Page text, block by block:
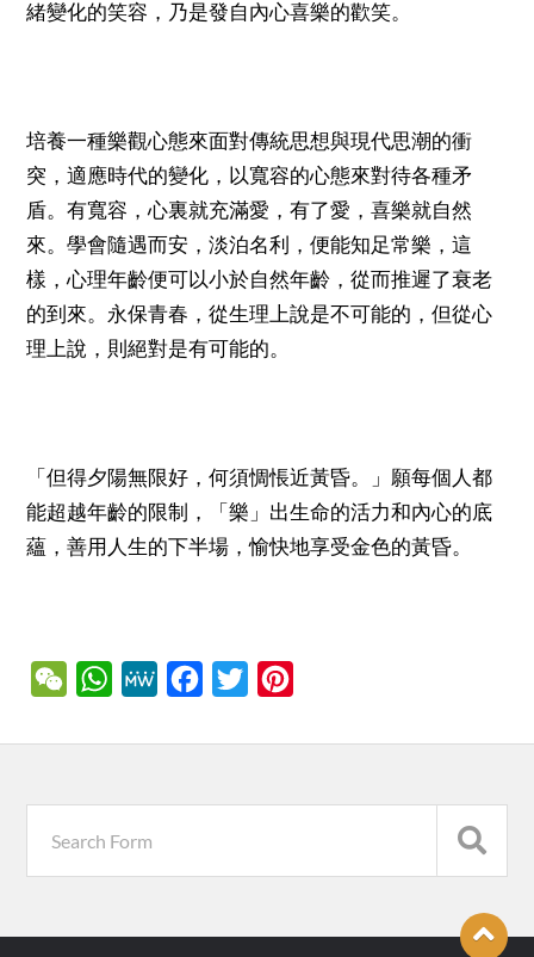
緒變化的笑容，乃是發自內心喜樂的歡笑。
培養一種樂觀心態來面對傳統思想與現代思潮的衝
突，適應時代的變化，以寬容的心態來對待各種矛
盾。有寬容，心裏就充滿愛，有了愛，喜樂就自然
來。學會隨遇而安，淡泊名利，便能知足常樂，這
樣，心理年齡便可以小於自然年齡，從而推遲了衰老
的到來。永保青春，從生理上說是不可能的，但從心
理上說，則絕對是有可能的。
「但得夕陽無限好，何須惆悵近黃昏。」願每個人都
能超越年齡的限制，「樂」出生命的活力和內心的底
蘊，善用人生的下半場，愉快地享受金色的黃昏。
WeChatWhatsApp
MeWe Facebook
Twitter